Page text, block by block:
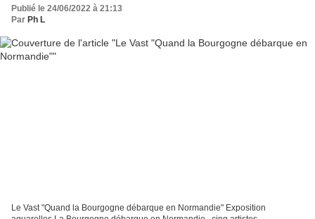
Publié le 24/06/2022 à 21:13
Par Ph L
Le Vast "Quand la Bourgogne débarque en Normandie" Exposition